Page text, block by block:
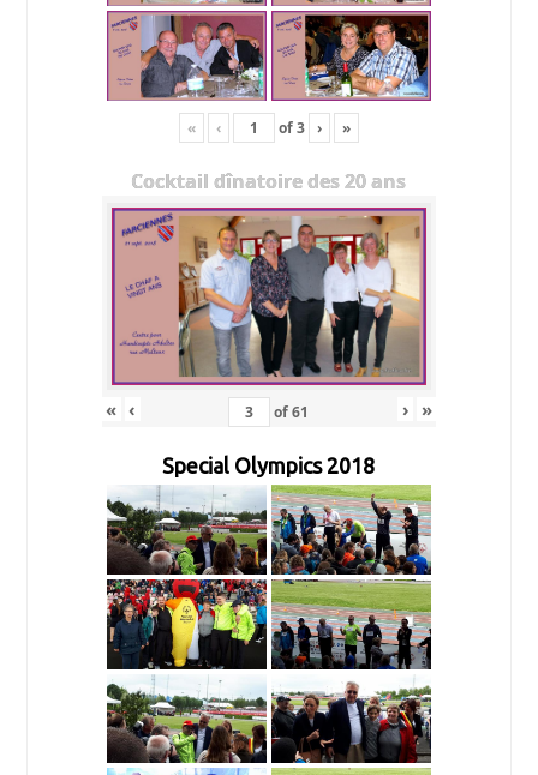
« ‹ of3 › »
Cocktail dînatoire des 20 ans
« ‹ of61 › »
Special Olympics 2018